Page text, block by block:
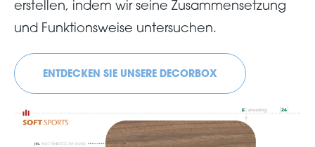
erstellen, indem wir seine Zusammensetzung
und Funktionsweise untersuchen.
ENTDECKEN SIE UNSERE DECORBOX